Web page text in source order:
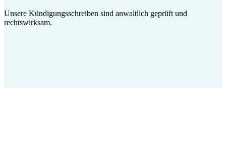
Unsere Kündigungsschreiben sind anwaltlich geprüft und
rechtswirksam.